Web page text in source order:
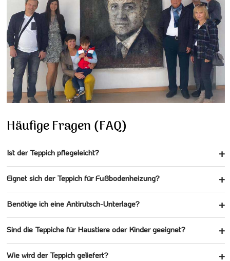
Häufige Fragen (FAQ)
Ist der Teppich pflegeleicht?
Eignet sich der Teppich für Fußbodenheizung?
Benötige ich eine Antirutsch-Unterlage?
Sind die Teppiche für Haustiere oder Kinder geeignet?
Wie wird der Teppich geliefert?